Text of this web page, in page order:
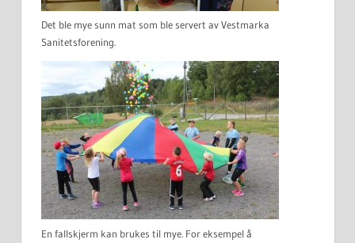
Det ble mye sunn mat som ble servert av Vestmarka
Sanitetsforening.
En fallskjerm kan brukes til mye. For eksempel å